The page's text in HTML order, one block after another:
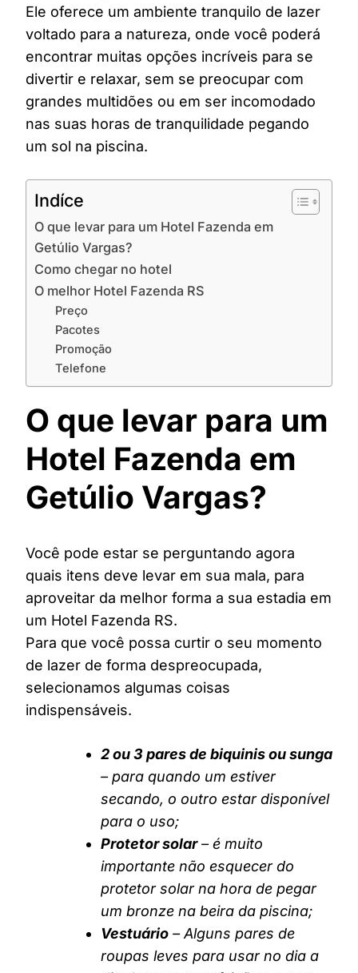
Ele oferece um ambiente tranquilo de lazer
voltado para a natureza, onde você poderá
encontrar muitas opções incríveis para se
divertir e relaxar, sem se preocupar com
grandes multidões ou em ser incomodado
nas suas horas de tranquilidade pegando
um sol na piscina.
Indíce
O que levar para um Hotel Fazenda em
Getúlio Vargas?
Como chegar no hotel
O melhor Hotel Fazenda RS
Preço
Pacotes
Promoção
Telefone
O que levar para um
Hotel Fazenda em
Getúlio Vargas?
Você pode estar se perguntando agora
quais itens deve levar em sua mala, para
aproveitar da melhor forma a sua estadia em
um Hotel Fazenda RS.
Para que você possa curtir o seu momento
de lazer de forma despreocupada,
selecionamos algumas coisas
indispensáveis.
2 ou 3 pares de biquinis ou sunga
– para quando um estiver
secando, o outro estar disponível
para o uso;
Protetor solar– é muito
importante não esquecer do
protetor solar na hora de pegar
um bronze na beira da piscina;
Vestuário – Alguns pares de
roupas leves para usar no dia a